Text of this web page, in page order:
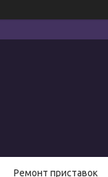
Ремонт приставок